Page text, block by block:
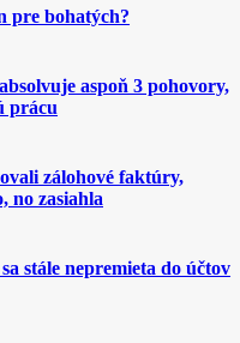
pre bohatých?
aspoň 3 pohovory,
prácu
zálohové faktúry,
no zasiahla
stále nepremieta do účtov